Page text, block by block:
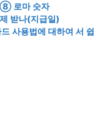
⑧ 로마 숫자
받나(지급일)
사용법에 대하여 서 쉽